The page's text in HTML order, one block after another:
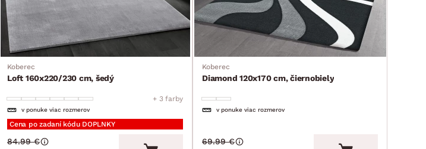
Koberec
Loft 160x220/230 cm, šedý
+ 3 farby
v ponuke viac rozmerov
Cena po zadaní kódu DOPLNKY
84.99 €
Koberec
Diamond 120x170 cm, čiernobiely
v ponuke viac rozmerov
69.99 €